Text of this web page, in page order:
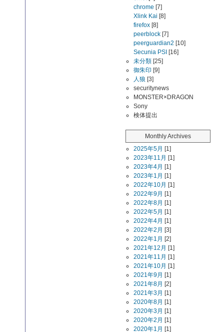
chrome [7]
Xlink Kai [8]
firefox [8]
peerblock [7]
peerguardian2 [10]
Secunia PSI [16]
未分類 [25]
御朱印 [9]
人狼 [3]
securitynews
MONSTER×DRAGON
Sony
検体提出
Monthly Archives
2025年5月 [1]
2023年11月 [1]
2023年4月 [1]
2023年1月 [1]
2022年10月 [1]
2022年9月 [1]
2022年8月 [1]
2022年5月 [1]
2022年4月 [1]
2022年2月 [3]
2022年1月 [2]
2021年12月 [1]
2021年11月 [1]
2021年10月 [1]
2021年9月 [1]
2021年8月 [2]
2021年3月 [1]
2020年8月 [1]
2020年3月 [1]
2020年2月 [1]
2020年1月 [1]